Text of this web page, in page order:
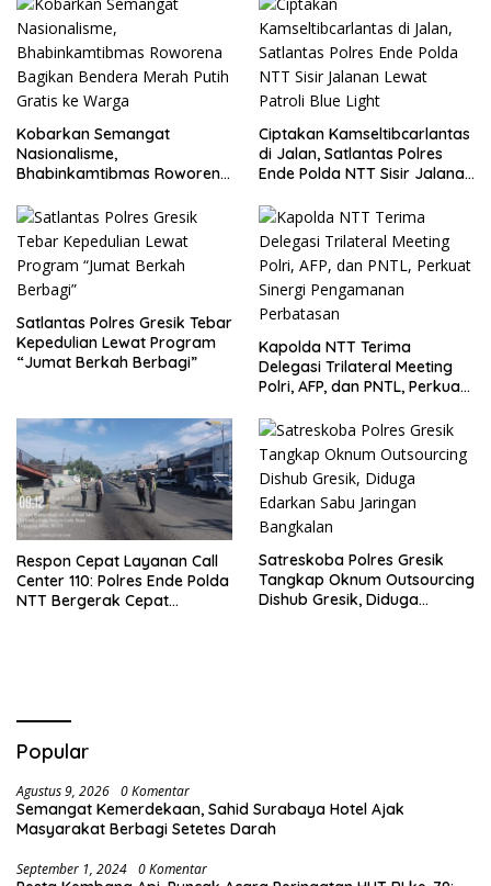
Kobarkan Semangat
Nasionalisme,
Bhabinkamtibmas Roworena
Putih Gratis ke Warga
Ciptakan Kamseltibcarlantas
di Jalan, Satlantas Polres
Ende Polda NTT Sisir Jalanan
Satlantas Polres Gresik Tebar
Kepedulian Lewat Program
“Jumat Berkah Berbagi”
Kapolda NTT Terima
Delegasi Trilateral Meeting
Polri, AFP, dan PNTL, Perkuat
Perbatasan
Respon Cepat Layanan Call
Center 110: Polres Ende Polda
NTT Bergerak Cepat
Satreskoba Polres Gresik
Tangkap Oknum Outsourcing
Dishub Gresik, Diduga
Popular
Agustus 9, 2026 0 Komentar
Semangat Kemerdekaan, Sahid Surabaya Hotel Ajak
Masyarakat Berbagi Setetes Darah
September 1, 2024 0 Komentar